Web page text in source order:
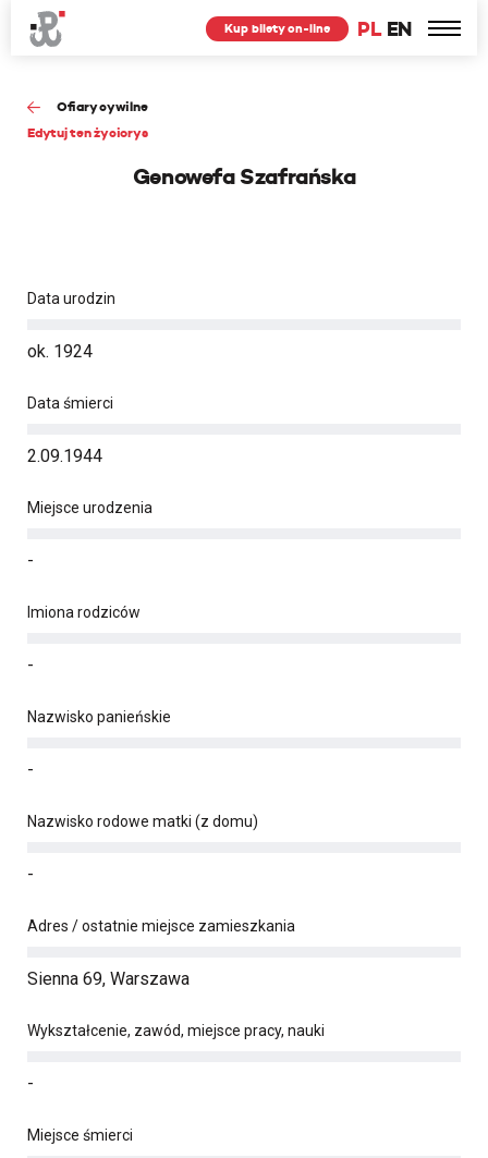
PL EN
Kup bilety on-line
Ofiary cywilne
Edytuj ten życiorys
Genowefa Szafrańska
Data urodzin
ok. 1924
Data śmierci
2.09.1944
Miejsce urodzenia
-
Imiona rodziców
-
Nazwisko panieńskie
-
Nazwisko rodowe matki (z domu)
-
Adres / ostatnie miejsce zamieszkania
Sienna 69, Warszawa
Wykształcenie, zawód, miejsce pracy, nauki
-
Miejsce śmierci